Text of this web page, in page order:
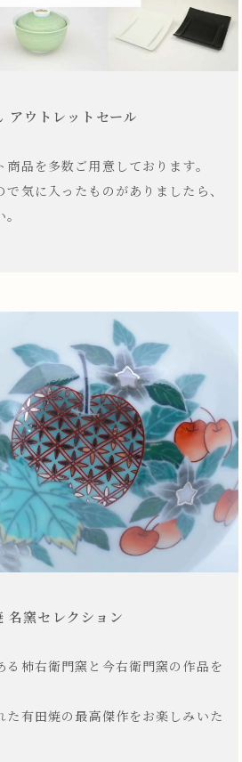
アウトレットセール
品を多数ご用意しております。
気に入ったものがありましたら、
名窯セレクション
る柿右衛門窯と今右衛門窯の作品を
た有田焼の最高傑作をお楽しみいた